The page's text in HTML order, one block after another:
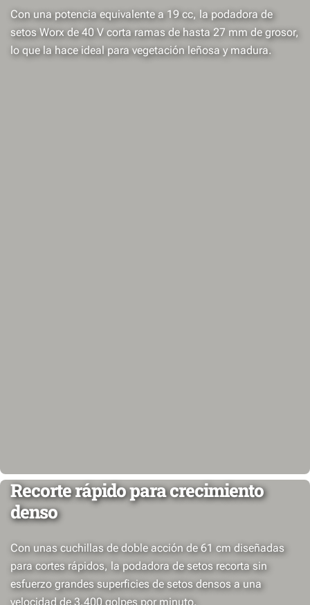
Con una potencia equivalente a 19 cc, la podadora de
setos Worx de 40 V corta ramas de hasta 27 mm de grosor,
lo que la hace ideal para vegetación leñosa y madura.
Recorte rápido para crecimiento
denso
Con unas cuchillas de doble acción de 61 cm diseñadas
para cortes rápidos, la podadora de setos recorta sin
esfuerzo grandes superficies de setos densos a una
velocidad de 3.400 golpes por minuto.